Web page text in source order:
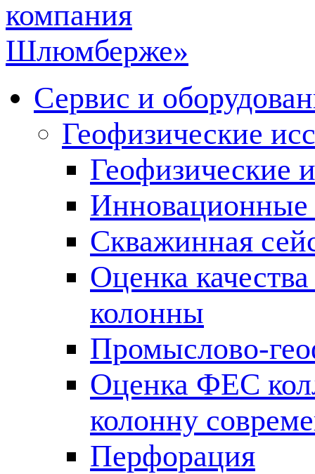
Сервис и
Геофизические
Геофизические
Инновационные
Скважинная
Оценка
колонны
Промыслово-
Оценка ФЕС
колонну
Перфорация